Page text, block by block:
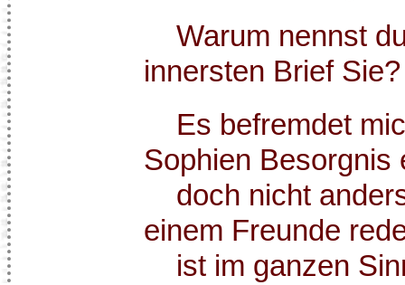
Warum nennst
innersten Brief Sie?
Es befremdet
Sophien Besorgnis
doch nicht
einem Freunde
ist im ganzen